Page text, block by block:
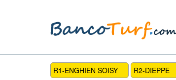
R1-ENGHIEN SOISY R2-DIEPPE